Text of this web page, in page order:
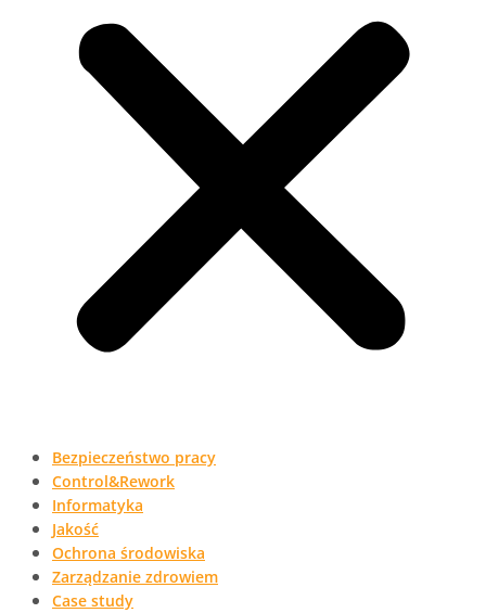
Bezpieczeństwo pracy
Control&Rework
Informatyka
Jakość
Ochrona środowiska
Zarządzanie zdrowiem
Case study